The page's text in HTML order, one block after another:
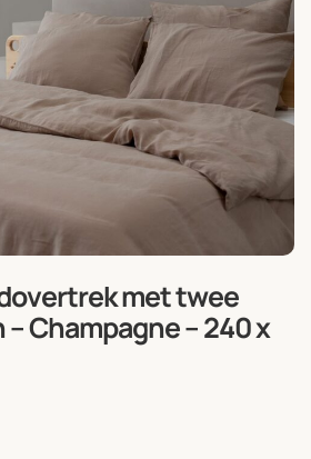
met twee
Champagne – 240 x